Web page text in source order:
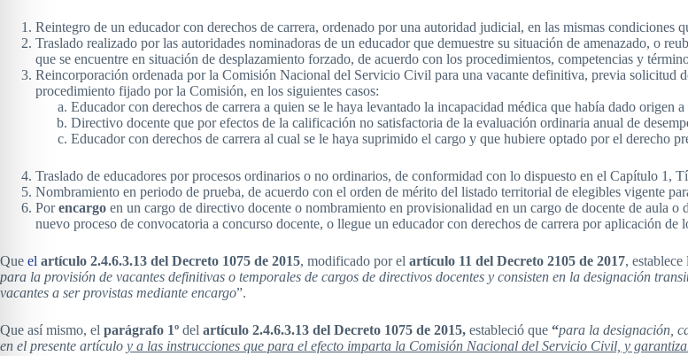
Reintegro de un educador con derechos de carrera, ordenado por una autoridad judicial, en las mismas condiciones
Traslado realizado por las autoridades nominadoras de un educador que demuestre su situación de amenazado, o
que se encuentre en situación de desplazamiento forzado, de acuerdo con los procedimientos, competencias y
Reincorporación ordenada por la Comisión Nacional del Servicio Civil para una vacante definitiva, previa solicitud
procedimiento fijado por la Comisión, en los siguientes casos:
Educador con derechos de carrera a quien se le haya levantado la incapacidad médica que había dado origen
Directivo docente que por efectos de la calificación no satisfactoria de la evaluación ordinaria anual de
Educador con derechos de carrera al cual se le haya suprimido el cargo y que hubiere optado por el derecho
Traslado de educadores por procesos ordinarios o no ordinarios, de conformidad con lo dispuesto en el Capítulo 1,
Nombramiento en periodo de prueba, de acuerdo con el orden de mérito del listado territorial de elegibles vigente
Porencargo en un cargo de directivo docente o nombramiento en provisionalidad en un cargo de docente de aula
nuevo proceso de convocatoria a concurso docente, o llegue un educador con derechos de carrera por aplicación
Que el artículo 2.4.6.3.13 del Decreto 1075 de 2015, modificado por el artículo 11 del Decreto 2105 de 2017,
para la provisión de vacantes definitivas o temporales de cargos de directivos docentes y consisten en la designación
vacantes a ser provistas mediante encargo”.
Que así mismo, el parágrafo 1º del artículo 2.4.6.3.13 del Decreto 1075 de 2015, estableció que “para la designación,
en el presente artículo y a las instrucciones que para el efecto imparta la Comisión Nacional del Servicio Civil, y